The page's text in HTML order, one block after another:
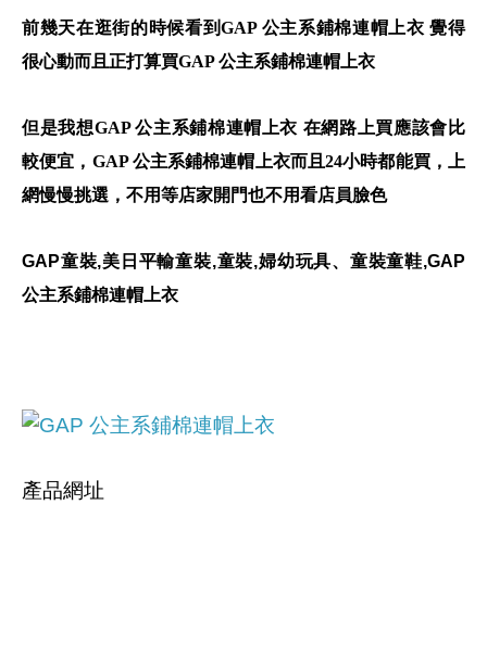
前幾天在逛街的時候看到GAP 公主系鋪棉連帽上衣 覺得
很心動而且正打算買GAP 公主系鋪棉連帽上衣
但是我想GAP 公主系鋪棉連帽上衣 在網路上買應該會比
較便宜，GAP 公主系鋪棉連帽上衣而且24小時都能買，上
網慢慢挑選，不用等店家開門也不用看店員臉色
GAP童裝,美日平輸童裝,童裝,婦幼玩具、童裝童鞋,GAP
公主系鋪棉連帽上衣
產品網址